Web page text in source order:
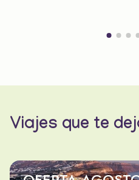
Viajes que te